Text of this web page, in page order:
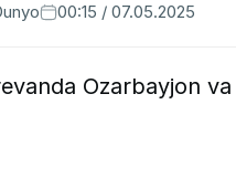
00:15 / 07.05.2025
Ozarbayjon